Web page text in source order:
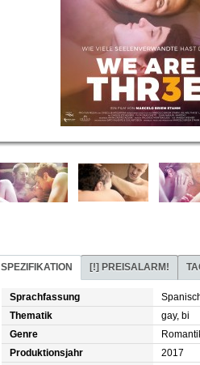
SPEZIFIKATION [!] PREISALARM!
Sprachfassung
Thematik
gay, bi
Genre
Produktionsjahr
2017